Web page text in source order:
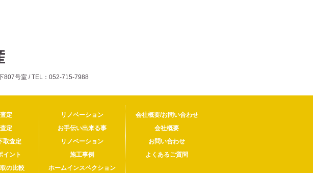
定
定
取査定
イント
の比較
リノベーション
お手伝い出来る事
リノベーション
施工事例
ホームインスペクション
会社概要/お問い合わせ
会社概要
お問い合わせ
よくあるご質問
807号室 / TEL：052-715-7988